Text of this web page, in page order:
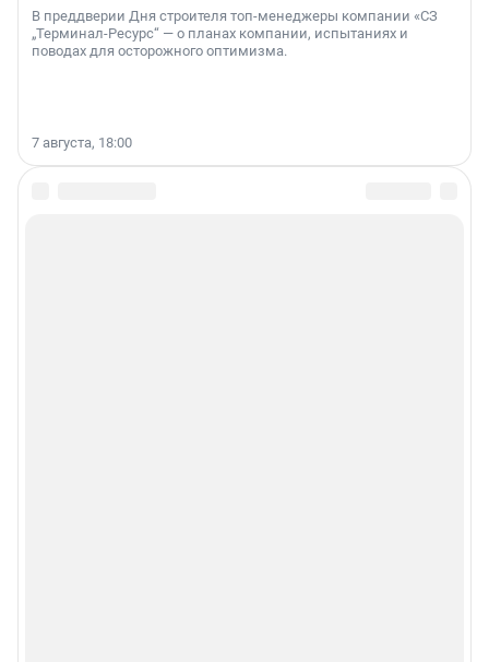
В преддверии Дня строителя топ-менеджеры компании «СЗ
„Терминал-Ресурс“ — о планах компании, испытаниях и
поводах для осторожного оптимизма.
7 августа, 18:00